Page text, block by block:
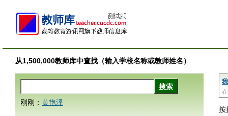
从1,500,000教师库中查找（输入学校名称或教师姓名）
按
刚刚： 黄艳泽